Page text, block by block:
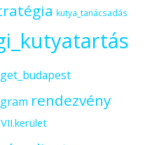
kutya_tanácsadás
rendezvény
VII.kerület